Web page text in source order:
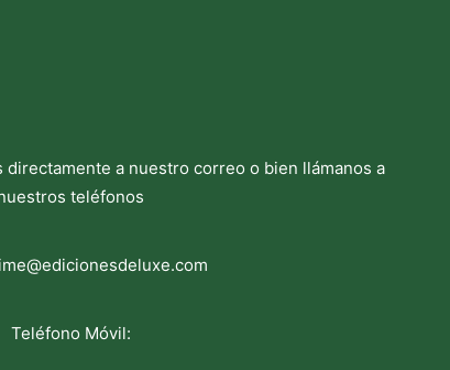
a nuestro correo o bien llámanos a
teléfonos
Teléfono Móvil: